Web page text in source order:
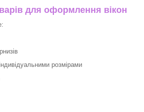
для оформлення вікон
розмірами